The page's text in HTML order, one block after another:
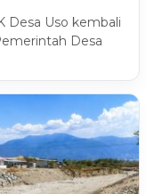
Desa Uso kembali
Desa